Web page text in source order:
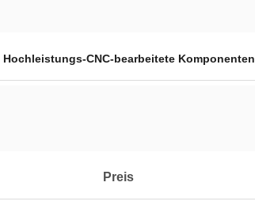
Hochleistungs-CNC-bearbeitete Komponenten
Preis